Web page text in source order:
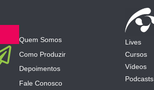
Submit
Quem Somos
Como Produzir
Depoimentos
Fale Conosco
Lives
Cursos
Vídeos
Podcasts